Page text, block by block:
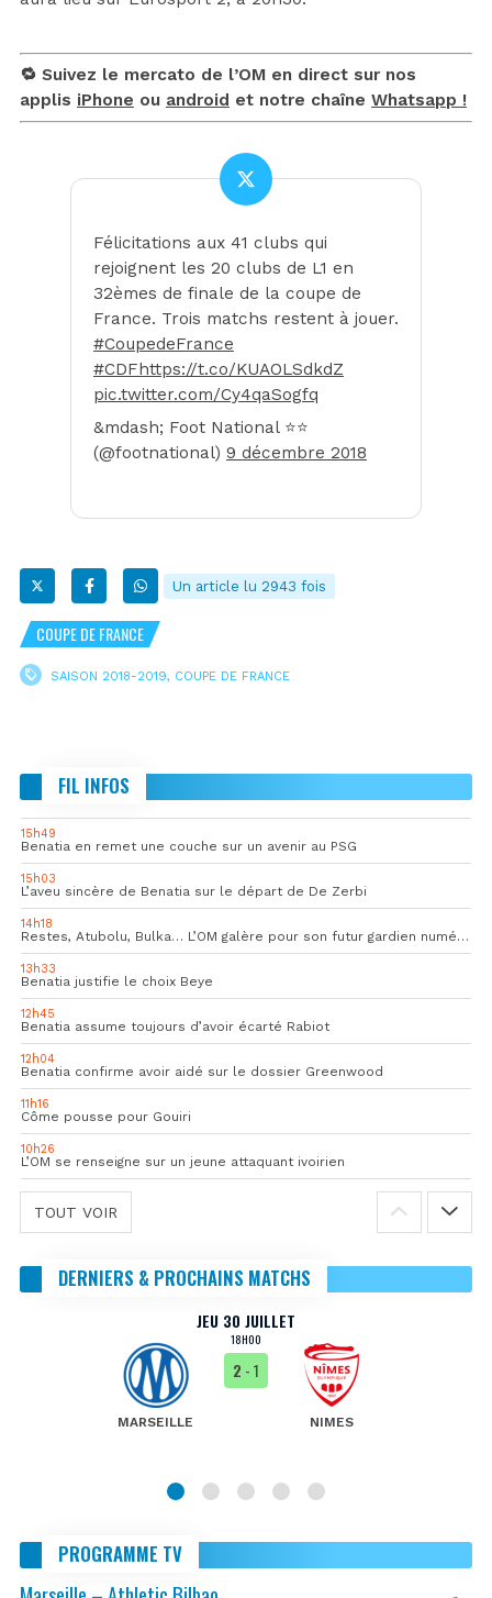
🔁 Suivez le mercato de l’OM en direct sur nos
applis iPhone ou android et notre chaîne Whatsapp !
Félicitations aux 41 clubs qui
rejoignent les 20 clubs de L1 en
32èmes de finale de la coupe de
France. Trois matchs restent à jouer.
#CoupedeFrance
#CDF https://t.co/KUAOLSdkdZ
pic.twitter.com/Cy4qaSogfq
&mdash; Foot National ⭐⭐
(@footnational) 9 décembre 2018
Un article lu 2943 fois
COUPE DE FRANCE
SAISON 2018-2019, COUPE DE FRANCE
FIL INFOS
15h49
Benatia en remet une couche sur un avenir au PSG
15h03
L’aveu sincère de Benatia sur le départ de De Zerbi
14h18
Restes, Atubolu, Bulka… L’OM galère pour son futur gardien numéro 1
13h33
Benatia justifie le choix Beye
12h45
Benatia assume toujours d’avoir écarté Rabiot
12h04
Benatia confirme avoir aidé sur le dossier Greenwood
11h16
Côme pousse pour Gouiri
10h26
L’OM se renseigne sur un jeune attaquant ivoirien
TOUT VOIR
DERNIERS & PROCHAINS MATCHS
JEU 30 JUILLET
18H00
MARSEILLE
2 - 1
NIMES
PROGRAMME TV